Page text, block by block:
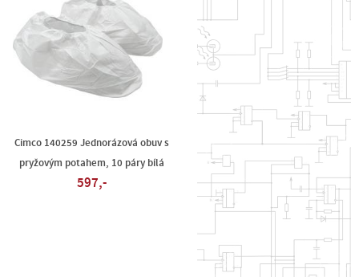
Cimco 140259 Jednorázová obuv s
pryžovým potahem, 10 páry bílá
597,-